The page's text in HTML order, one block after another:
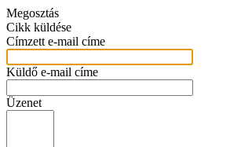
Megosztás
Cikk küldése
Címzett e-mail címe
Küldő e-mail címe
Üzenet